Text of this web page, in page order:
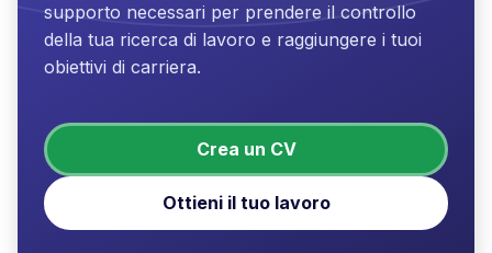
supporto necessari per prendere il controllo
della tua ricerca di lavoro e raggiungere i tuoi
obiettivi di carriera.
Crea un CV
Ottieni il tuo lavoro